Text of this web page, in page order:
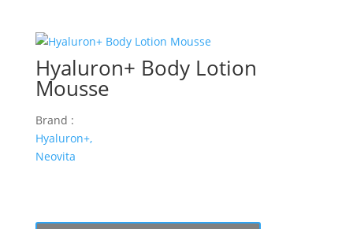
Hyaluron+ Body Lotion
Mousse
Brand :
Hyaluron+,
Neovita